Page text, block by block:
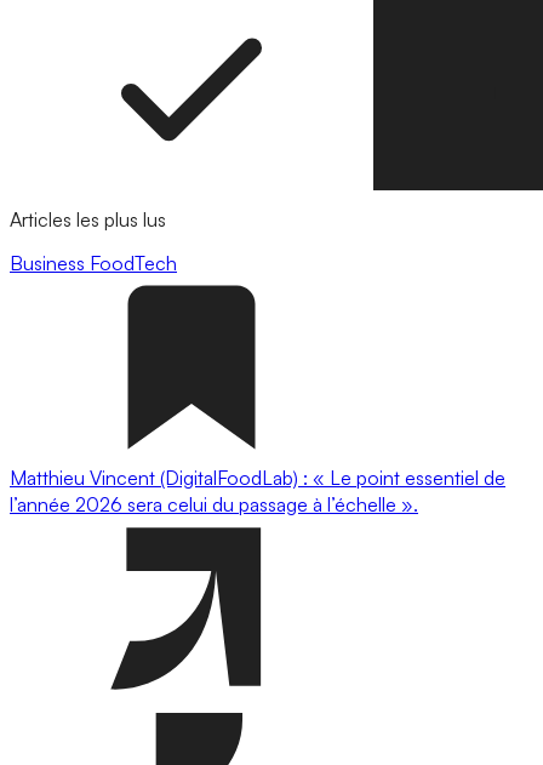
Articles les plus lus
Business FoodTech
Matthieu Vincent (DigitalFoodLab) : « Le point essentiel de
l’année 2026 sera celui du passage à l’échelle ».